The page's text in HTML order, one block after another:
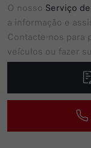
O nosso Serviço
a informação e
Contacte-nos para
veículos ou fazer